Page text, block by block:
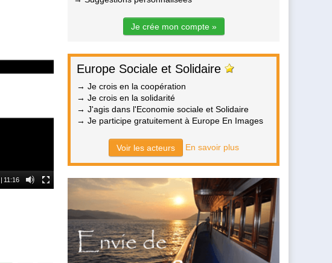
| 11:16
Je crée mon compte »
Europe Sociale et Solidaire
→ Je crois en la coopération
→ Je crois en la solidarité
→ J'agis dans l'Economie sociale et Solidaire
→ Je participe gratuitement à Europe En Images
Voir les acteurs En savoir plus